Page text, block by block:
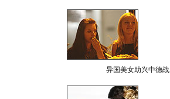
异国美女助兴中德战